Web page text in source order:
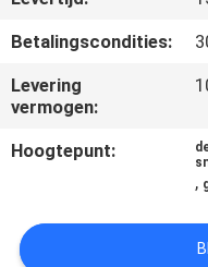
CITAAT
SITEMAP
POLICY
Betalingscondities:
Levering
vermogen:
Hoogtepunt:
,